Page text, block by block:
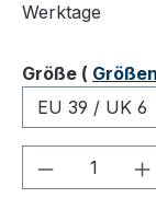
Werktage
Größe (
Produkt